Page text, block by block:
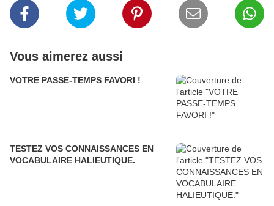
Vous aimerez aussi
VOTRE PASSE-TEMPS FAVORI !
TESTEZ VOS CONNAISSANCES EN
VOCABULAIRE HALIEUTIQUE.